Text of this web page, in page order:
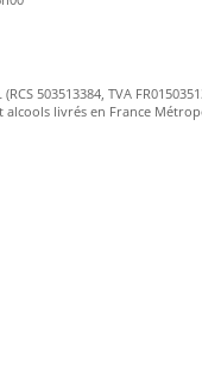
alcools livrés en France